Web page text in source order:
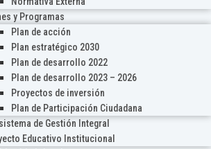
y Programas
Plan de acción
Plan estratégico 2030
Plan de desarrollo 2022
Plan de desarrollo 2023 – 2026
Proyectos de inversión
Plan de Participación Ciudadana
de Gestión Integral
Educativo Institucional